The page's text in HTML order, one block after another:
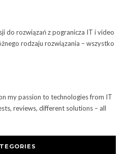
do rozwiązań z pogranicza IT i video
rodzaju rozwiązania – wszystko
my passion to technologies from IT
reviews, different solutions – all